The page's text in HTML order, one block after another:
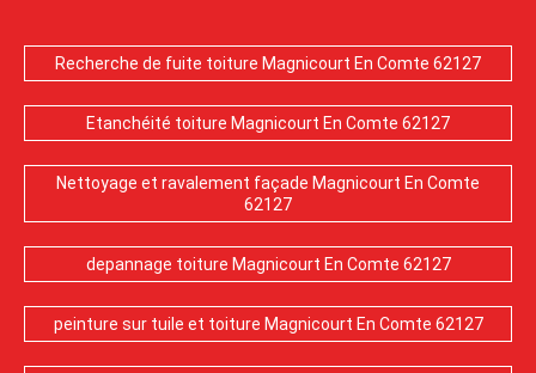
Recherche de fuite toiture Magnicourt En Comte 62127
Etanchéité toiture Magnicourt En Comte 62127
Nettoyage et ravalement façade Magnicourt En Comte
62127
depannage toiture Magnicourt En Comte 62127
peinture sur tuile et toiture Magnicourt En Comte 62127